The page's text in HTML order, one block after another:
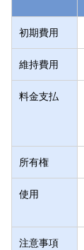
初期費用
維持費用
料金支払
所有権
使用
注意事項